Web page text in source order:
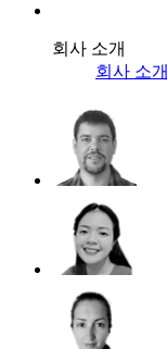
회사 소개
회사 소개